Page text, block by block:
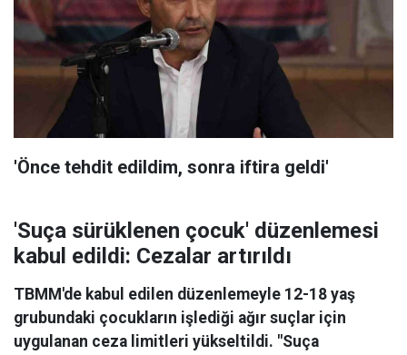
'Önce tehdit edildim, sonra iftira geldi'
'Suça sürüklenen çocuk' düzenlemesi
kabul edildi: Cezalar artırıldı
TBMM'de kabul edilen düzenlemeyle 12-18 yaş
grubundaki çocukların işlediği ağır suçlar için
uygulanan ceza limitleri yükseltildi. "Suça